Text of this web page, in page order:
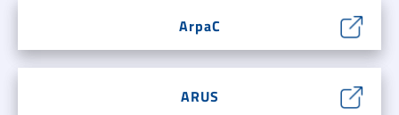
ArpaC
ARUS